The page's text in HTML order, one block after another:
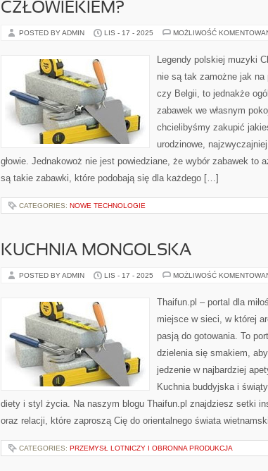
CZŁOWIEKIEM?
POSTED BY ADMIN LIS - 17 - 2025 MOŻLIWOŚĆ
Legendy polskiej muzyki
nie są tak zamożne jak na
czy Belgii, to jednakże
zabawek we własnym
chcielibyśmy zakupić
urodzinowe,
głowie. Jednakowoż nie jest powiedziane, że wybór zabawek to
są takie zabawki, które podobają się dla każdego […]
CATEGORIES: NOWE TECHNOLOGIE
KUCHNIA MONGOLSKA
POSTED BY ADMIN LIS - 17 - 2025 MOŻLIWOŚĆ
Thaifun.pl – portal dla
miejsce w sieci, w której
pasją do gotowania. To
dzielenia się smakiem,
jedzenie w najbardziej
Kuchnia buddyjska i
diety i styl życia. Na naszym blogu Thaifun.pl znajdziesz setki
oraz relacji, które zaproszą Cię do orientalnego świata
CATEGORIES: PRZEMYSŁ LOTNICZY I OBRONNA PRODUKCJA